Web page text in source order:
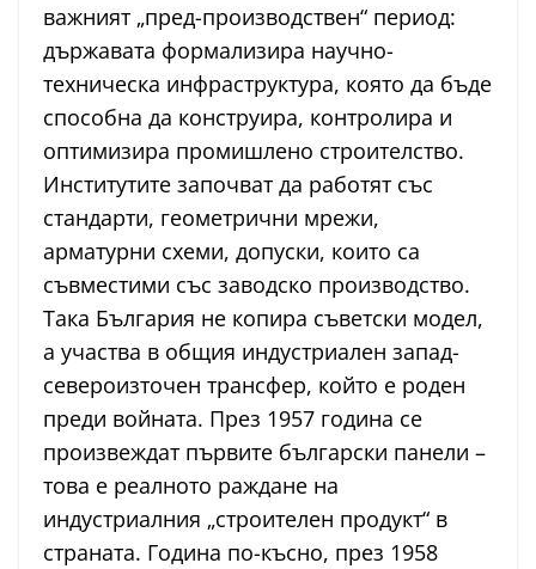
важният „пред-производствен“ период:
държавата формализира научно-
техническа инфраструктура, която да бъде
способна да конструира, контролира и
оптимизира промишлено строителство.
Институтите започват да работят със
стандарти, геометрични мрежи,
арматурни схеми, допуски, които са
съвместими със заводско производство.
Така България не копира съветски модел,
а участва в общия индустриален запад-
североизточен трансфер, който е роден
преди войната. През 1957 година се
произвеждат първите български панели –
това е реалното раждане на
индустриалния „строителен продукт“ в
страната. Година по-късно, през 1958